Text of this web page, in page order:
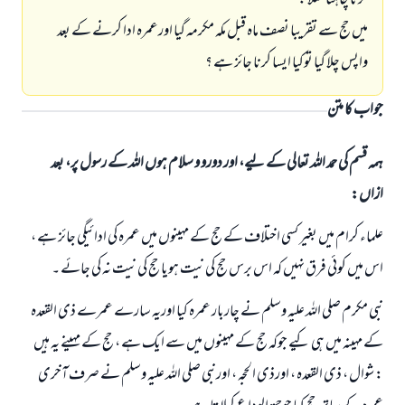
میں حج سے تقریبا نصف ماہ قبل مکہ مکرمہ گيا اورعمرہ ادا کرنے کے بعد
واپس چلا گيا توکیا ایسا کرنا جائز ہے ؟
جواب کا متن
ہمہ قسم کی حمد اللہ تعالی کے لیے، اور دورو و سلام ہوں اللہ کے رسول پر، بعد
ازاں:
علماء کرام میں بغیر کسی اختلاف کے حج کے مہینوں میں عمرہ کی ادائيگي جائز ہے ،
اس میں کوئي فرق نہيں کہ اس برس حج کی نیت ہویا حج کی نیت نہ کی جائے ۔
نبی مکرم صلی اللہ علیہ وسلم نے چاربار عمرہ کیا اوریہ سارے عمرے ذی القعدہ
کے مہینہ میں ہی کیے جوکہ حج کے مہینوں میں سے ایک ہے ، حج کے مہینے یہ ہیں
: شوال ، ذی القعدہ ، اورذی الحجہ ، اورنبی صلی اللہ علیہ وسلم نے صرف آخری